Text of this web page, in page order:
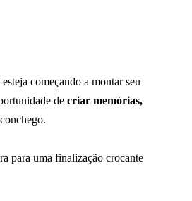
começando a montar seu
de criar memórias,
para uma finalização crocante